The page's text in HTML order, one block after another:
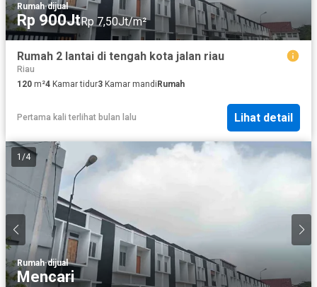
Rumah·dijual
Rp 900JtRp 7,50Jt/m²
Rumah 2 lantai di tengah kota jalan riau
Riau
120 m²4 Kamar tidur3 Kamar mandi Rumah
Pertama kali terlihat bulan lalu Lihat detail
1 /4
Rumah·dijual
Mencari